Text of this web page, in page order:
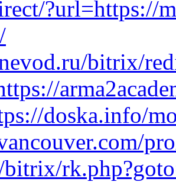
?url=https://
bitrix/
doska.info/